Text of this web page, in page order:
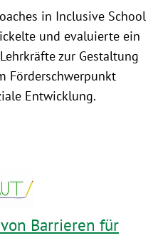
in Inclusive School
und evaluierte ein
zur Gestaltung
Förderschwerpunkt
Entwicklung.
Barrieren für